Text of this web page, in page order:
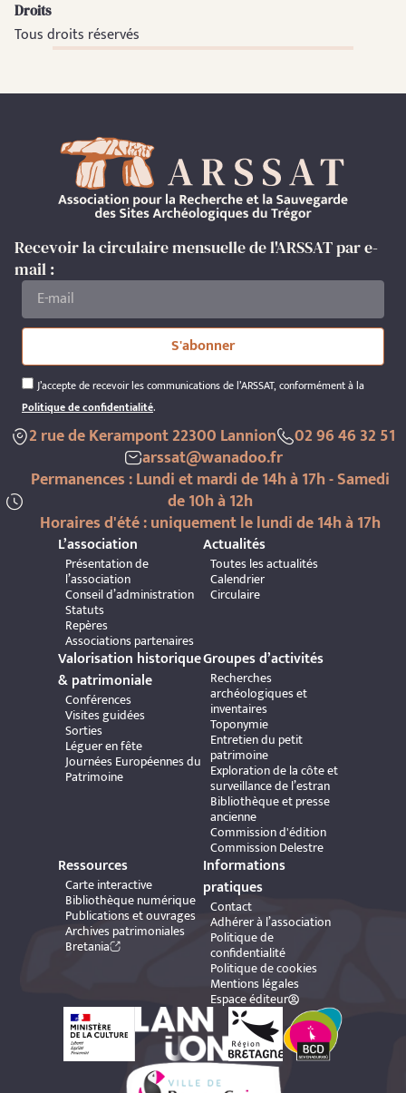
Droits
Tous droits réservés
Recevoir la circulaire mensuelle de l'ARSSAT par e-
mail :
J’accepte de recevoir les communications de l’ARSSAT, conformément à la
Politique de confidentialité.
S'abonner
2 rue de Kerampont 22300 Lannion
02 96 46 32 51
arssat@wanadoo.fr
Permanences : Lundi et mardi de 14h à 17h - Samedi
de 10h à 12h
Horaires d'été : uniquement le lundi de 14h à 17h
L’association
Présentation de
l’association
Conseil d’administration
Statuts
Repères
Associations partenaires
Actualités
Toutes les actualités
Calendrier
Circulaire
Valorisation historique
& patrimoniale
Conférences
Visites guidées
Sorties
Léguer en fête
Journées Européennes du
Patrimoine
Groupes d’activités
Recherches
archéologiques et
inventaires
Toponymie
Entretien du petit
patrimoine
Exploration de la côte et
surveillance de l’estran
Bibliothèque et presse
ancienne
Commission d'édition
Commission Delestre
Ressources
Carte interactive
Bibliothèque numérique
Publications et ouvrages
Archives patrimoniales
Bretania
Informations
pratiques
Contact
Adhérer à l’association
Politique de
confidentialité
Politique de cookies
Mentions légales
Espace éditeur